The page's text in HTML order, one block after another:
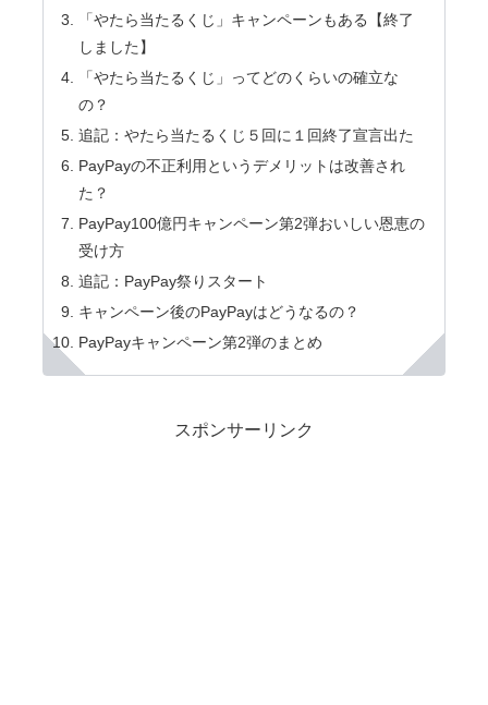
「やたら当たるくじ」キャンペーンもある【終了
しました】
「やたら当たるくじ」ってどのくらいの確立な
の？
追記：やたら当たるくじ５回に１回終了宣言出た
PayPayの不正利用というデメリットは改善され
た？
PayPay100億円キャンペーン第2弾おいしい恩恵の
受け方
追記：PayPay祭りスタート
キャンペーン後のPayPayはどうなるの？
PayPayキャンペーン第2弾のまとめ
スポンサーリンク